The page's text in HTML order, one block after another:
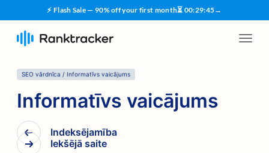
⚡ Flash Sale — 90% off your first month⏳ 00:29:45→
SEO vārdnīca / Informatīvs vaicājums
Informatīvs vaicājums
Indeksējamība
Iekšējā saite